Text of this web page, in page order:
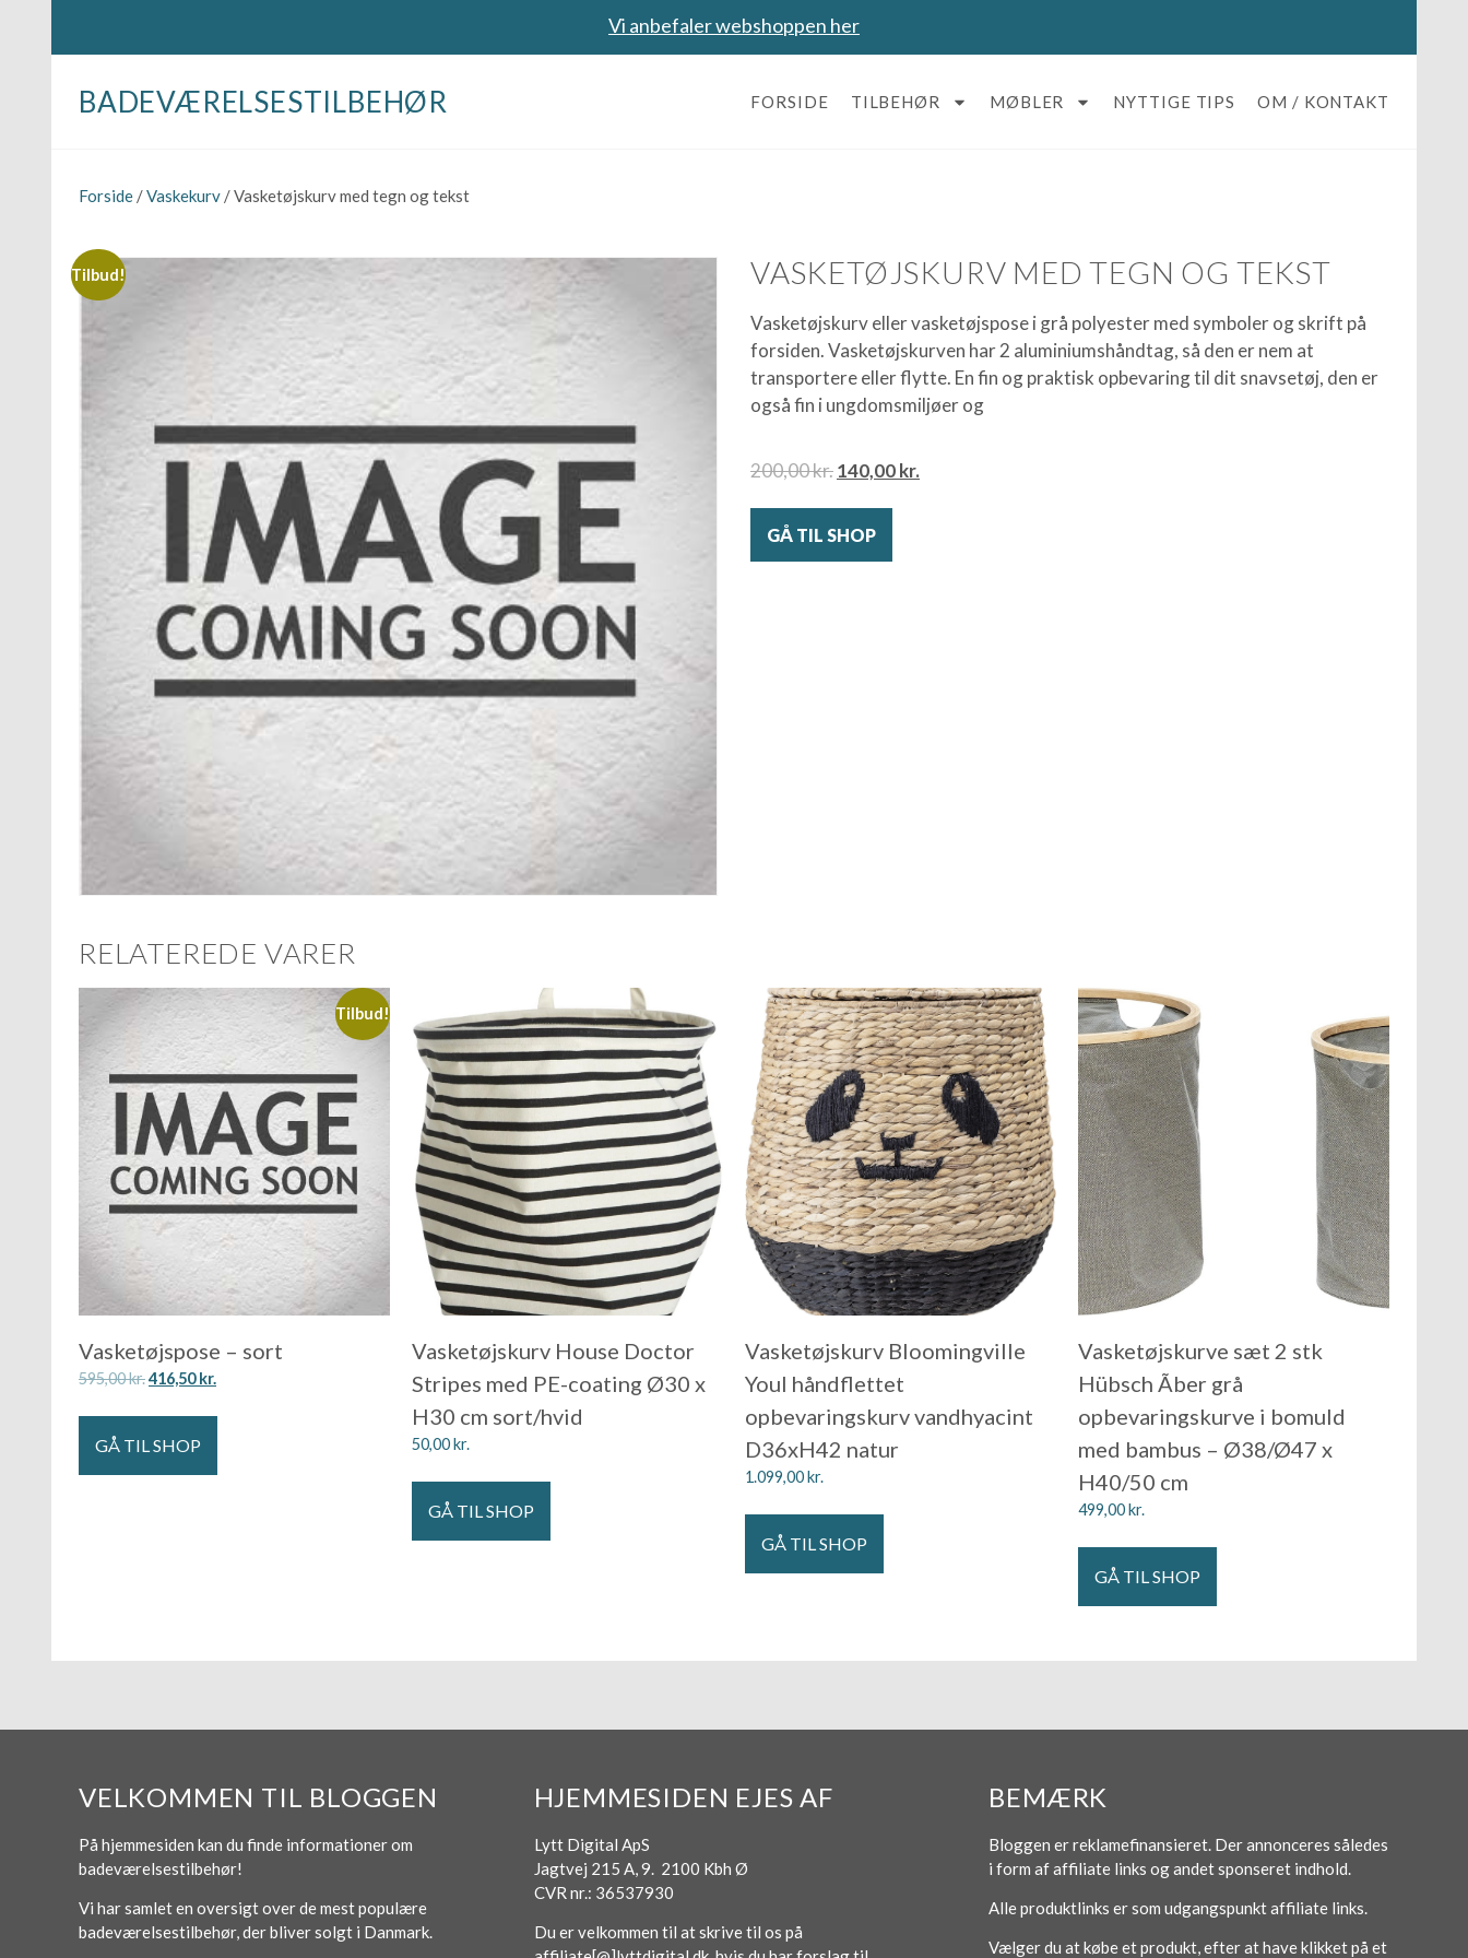
Vi anbefaler webshoppen her
BADEVÆRELSESTILBEHØR FORSIDE TILBEHØR MØBLER NYTTIGE TIPS OM / KONTAKT
Forside /Vaskekurv / Vasketøjskurv med tegn og tekst
Tilbud! VASKETØJSKURV MED TEGN OG TEKST
Vasketøjskurv eller vasketøjspose i grå polyester med symboler og skrift på
forsiden. Vasketøjskurven har 2 aluminiumshåndtag, så den er nem at
transportere eller flytte. En fin og praktisk opbevaring til dit snavsetøj, den er
også fin i ungdomsmiljøer og
200,00kr.140,00kr.
GÅ TIL SHOP
RELATEREDE VARER
Tilbud!
Vasketøjspose – sort
595,00kr.416,50kr.
GÅ TIL SHOP
Vasketøjskurv House Doctor
Stripes med PE-coating Ø30 x
H30 cm sort/hvid
50,00kr.
GÅ TIL SHOP
Vasketøjskurv Bloomingville
Youl håndflettet
opbevaringskurv vandhyacint
D36xH42 natur
1.099,00kr.
GÅ TIL SHOP
Vasketøjskurve sæt 2 stk
Hübsch Ãber grå
opbevaringskurve i bomuld
med bambus – Ø38/Ø47 x
H40/50 cm
499,00kr.
GÅ TIL SHOP
VELKOMMEN TIL BLOGGEN
På hjemmesiden kan du finde informationer om
badeværelsestilbehør!
Vi har samlet en oversigt over de mest populære
badeværelsestilbehør, der bliver solgt i Danmark.
HJEMMESIDEN EJES AF
Lytt Digital ApS
Jagtvej 215 A, 9. 2100 Kbh Ø
CVR nr.: 36537930
Du er velkommen til at skrive til os på
BEMÆRK
Bloggen er reklamefinansieret. Der annonceres således
i form af affiliate links og andet sponseret indhold.
Alle produktlinks er som udgangspunkt affiliate links.
Vælger du at købe et produkt, efter at have klikket på et